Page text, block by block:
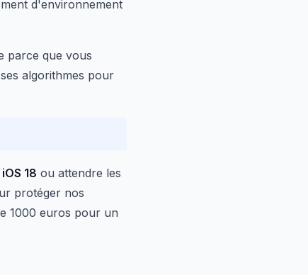
d'environnement
parce que vous
algorithmes pour
iOS 18 ou attendre les
protéger nos
1000 euros pour un